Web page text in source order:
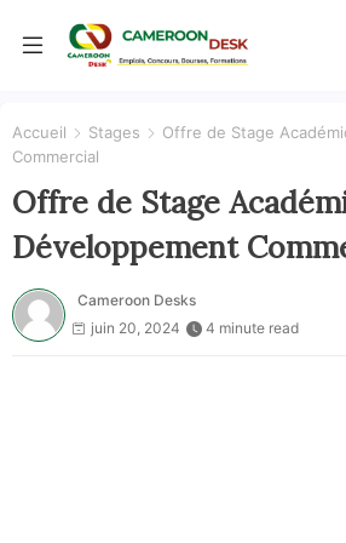
Accueil Stages
Offre de Stage
Commercial
Offre de Stage
Développement
Cameroon Desks
juin 20, 2024
4 minute read